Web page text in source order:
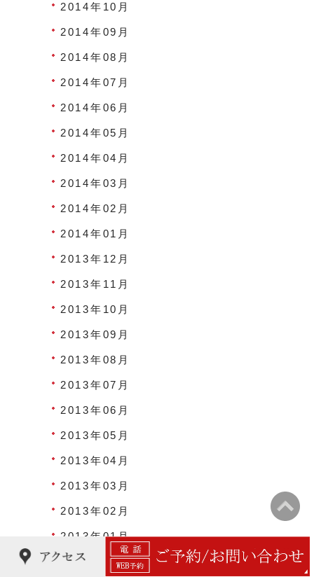
2014年10月
2014年09月
2014年08月
2014年07月
2014年06月
2014年05月
2014年04月
2014年03月
2014年02月
2014年01月
2013年12月
2013年11月
2013年10月
2013年09月
2013年08月
2013年07月
2013年06月
2013年05月
2013年04月
2013年03月
2013年02月
2013年01月
2012年12月